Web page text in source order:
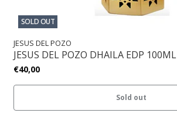
SOLD OUT
JESUS DEL POZO
JESUS DEL POZO DHAILA EDP 100ML
€40,00
Sold out